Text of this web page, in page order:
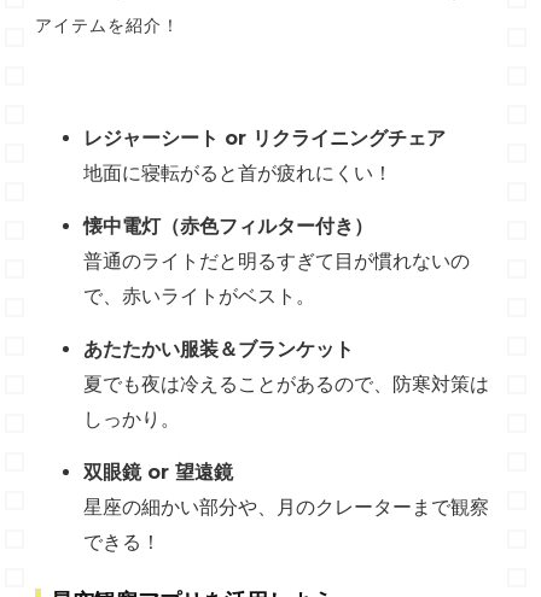
アイテムを紹介！
レジャーシート or リクライニングチェア
地面に寝転がると首が疲れにくい！
懐中電灯（赤色フィルター付き）
普通のライトだと明るすぎて目が慣れないの
で、赤いライトがベスト。
あたたかい服装＆ブランケット
夏でも夜は冷えることがあるので、防寒対策は
しっかり。
双眼鏡 or 望遠鏡
星座の細かい部分や、月のクレーターまで観察
できる！